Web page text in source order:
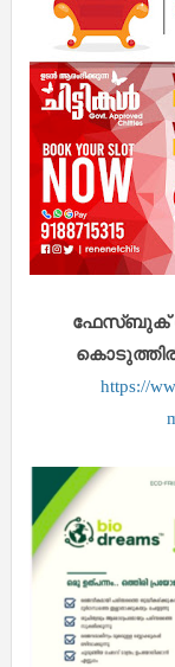
ഫേസ്ബുക്
https://